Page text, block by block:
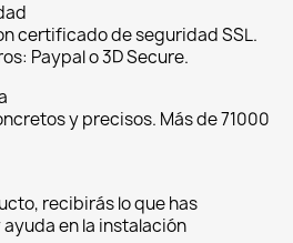
certificado de seguridad SSL.
Paypal o 3D Secure.
y precisos. Más de 71000
recibirás lo que has
en la instalación